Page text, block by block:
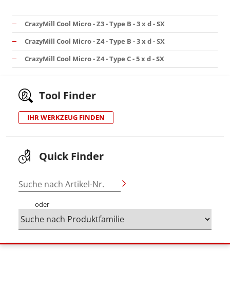
CrazyMill Cool Micro - Z3 - Type B - 3 x d - SX
CrazyMill Cool Micro - Z4 - Type B - 3 x d - SX
CrazyMill Cool Micro - Z4 - Type C - 5 x d - SX
Tool Finder
IHR WERKZEUG FINDEN
Quick Finder
Suche nach Artikel-Nr.
oder